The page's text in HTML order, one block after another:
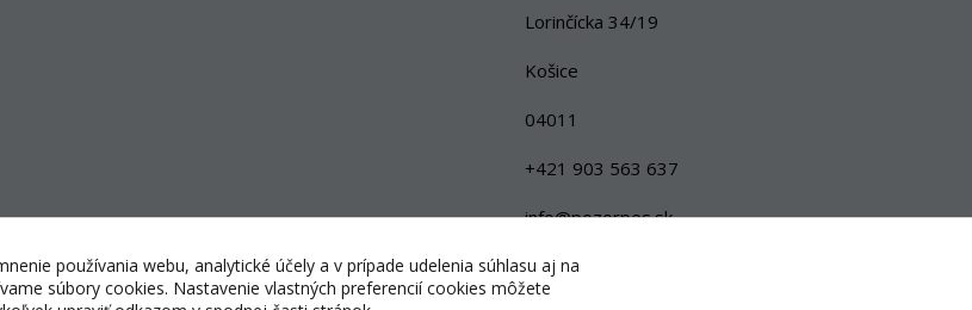
Lorinčícka 34/19
Košice
04011
+421 903 563 637
info@pozorpes.sk
používania webu, analytické účely a v prípade udelenia súhlasu aj na
súbory cookies. Nastavenie vlastných preferencií cookies môžete